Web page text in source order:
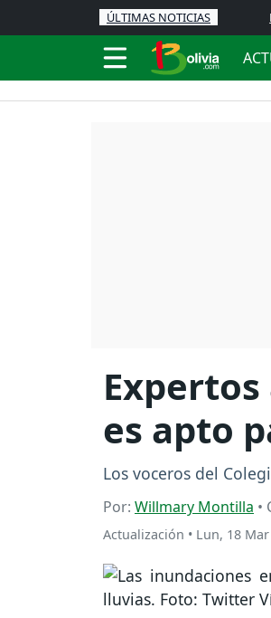
ÚLTIMAS NOTICIAS
es apto
Los voceros del
Por: Willmary Montilla •
Actualización • Lun, 18